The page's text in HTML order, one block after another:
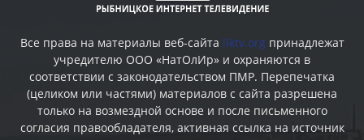
Все права на материалы веб-сайта liktv.org принадлежат
учредителю ООО «НатОлИр» и охраняются в
соответствии с законодательством ПМР. Перепечатка
(целиком или частями) материалов c сайта разрешена
только на возмездной основе и после письменного
согласия правообладателя, активная ссылка на источник